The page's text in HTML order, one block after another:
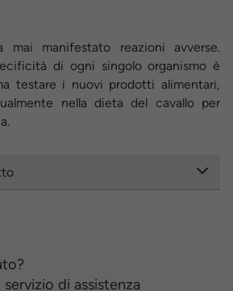
manifestato reazioni avverse.
di ogni singolo organismo è
testare i nuovi prodotti alimentari,
nella dieta del cavallo per
di assistenza